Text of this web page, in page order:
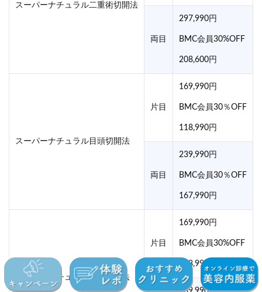
スーパーナチュラル二重術切開法
両目
297,990円
BMC会員30%OFF
208,600円
スーパーナチュラル目頭切開法
片目
169,990円
BMC会員30％OFF
118,990円
両目
239,990円
BMC会員30％OFF
167,990円
スーパーナチュラル目尻切開法
片目
169,990円
BMC会員30%OFF
118,990円